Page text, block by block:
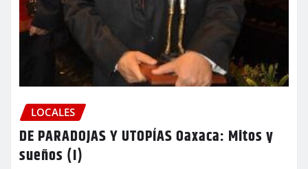
LOCALES
DE PARADOJAS Y UTOPÍAS Oaxaca: Mitos y
sueños (I)